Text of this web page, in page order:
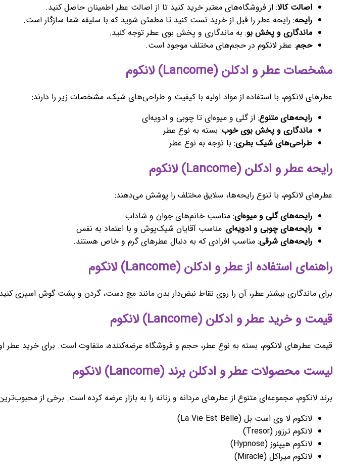
اصالت کالا: از فروشگاه‌های معتبر خرید کنید تا از اصالت عطر اطمینان حاصل کنید.
رایحه: رایحه عطر را قبل از خرید تست کنید تا مطمئن شوید که با سلیقه شما سازگار است.
ماندگاری و پخش بو: به ماندگاری و پخش بوی عطر توجه کنید.
حجم: عطر لانکوم در حجم‌های مختلف موجود است.
مشخصات عطر و ادکلن (Lancome) لانکوم
عطرهای لانکوم، با استفاده از مواد اولیه با کیفیت و طراحی‌های شیک، مشخصات زیر را دارند:
رایحه‌های متنوع: از گلی و میوه‌ای تا چوبی و ادویه‌ای
ماندگاری و پخش بوی خوب: بسته به نوع عطر
طراحی‌های شیک بطری: با توجه به نوع عطر
رایحه عطر و ادکلن (Lancome) لانکوم
عطرهای لانکوم، با تنوع رایحه‌ها، سلایق مختلف را پوشش می‌دهند:
رایحه‌های گلی و میوه‌ای: مناسب خانم‌های جوان و شاداب
رایحه‌های چوبی و ادویه‌ای: مناسب آقایان شیک‌پوش و با اعتماد به نفس
رایحه‌های شرقی: مناسب افرادی که به دنبال عطرهای گرم و خاص هستند.
راهنمای استفاده از عطر و ادکلن (Lancome) لانکوم
برای ماندگاری بیشتر عطر، آن را روی نقاط نبض‌دار بدن مانند مچ دست، گردن و پشت گوش اسپری
قیمت و خرید عطر و ادکلن (Lancome) لانکوم
قیمت عطرهای لانکوم، بسته به نوع عطر، حجم و فروشگاه عرضه‌کننده، متفاوت است. برای خرید عطر
لیست محصولات عطر و ادکلن برند (Lancome) لانکوم
برند لانکوم، مجموعه‌ای متنوع از عطرهای مردانه و زنانه را به بازار عرضه کرده است. برخی از
لانکوم لا وی است بل (La Vie Est Belle)
لانکوم ترزور (Tresor)
لانکوم هیپنوز (Hypnose)
لانکوم میراکل (Miracle)